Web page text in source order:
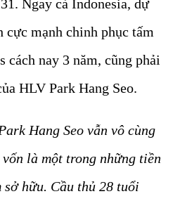
Ngay cả Indonesia, dự
mạnh chinh phục tấm
nay 3 năm, cũng phải
HLV Park Hang Seo.
Hang Seo vẫn vô cùng
là một trong những tiền
sở hữu. Cầu thủ 28 tuổi